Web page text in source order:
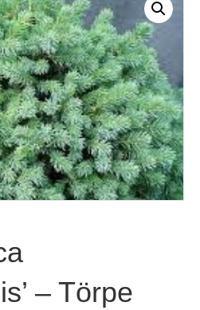
– Törpe